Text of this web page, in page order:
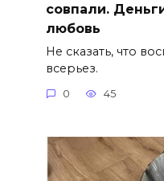
совпали.
любовь
Не сказать, что
всерьез.
0 45